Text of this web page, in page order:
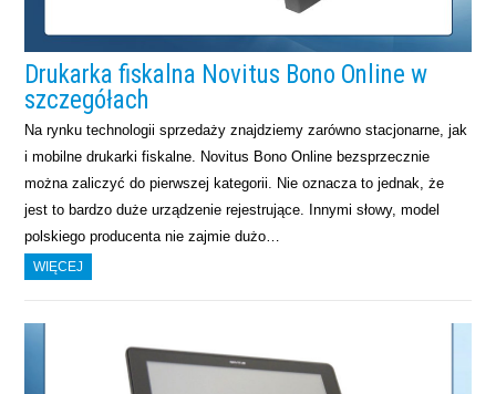
Drukarka fiskalna Novitus Bono Online w
szczegółach
Na rynku technologii sprzedaży znajdziemy zarówno stacjonarne, jak
i mobilne drukarki fiskalne. Novitus Bono Online bezsprzecznie
można zaliczyć do pierwszej kategorii. Nie oznacza to jednak, że
jest to bardzo duże urządzenie rejestrujące. Innymi słowy, model
polskiego producenta nie zajmie dużo…
WIĘCEJ